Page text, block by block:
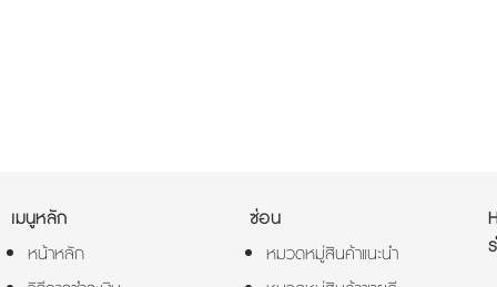
เมนูหลัก
หน้าหลัก
ซ่อน
หมวดหมู่สินค้าแนะนำ